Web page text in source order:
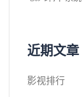
近期文章
影视排行